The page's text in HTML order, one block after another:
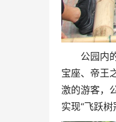
公园内
宝座、帝王
激的游客，
实现“飞跃树